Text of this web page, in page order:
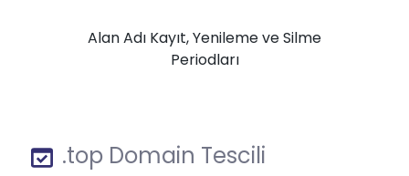
Alan Adı Kayıt, Yenileme ve Silme
Periodları
.top Domain Tescili